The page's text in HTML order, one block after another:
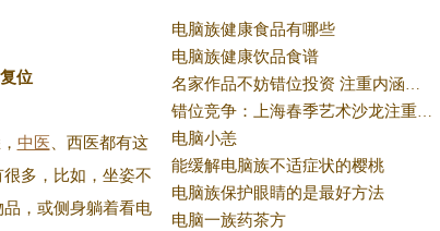
电脑族健康食品有哪些
电脑族健康饮品食谱
名家作品不妨错位投资 注重内涵与质量
错位竞争：上海春季艺术沙龙注重特色经营
电脑小恙
能缓解电脑族不适症状的樱桃
电脑族保护眼睛的是最好方法
电脑一族药茶方
位
中医 、西医都有这
多，比如，坐姿不
，或侧身躺着看电